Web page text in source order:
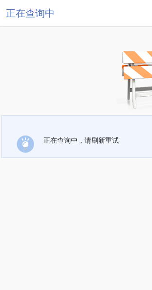
正在查询中
正在查询中，请刷新重试